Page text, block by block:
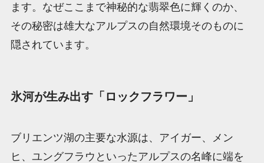
ます。なぜここまで神秘的な翡翠色に輝くのか、
その秘密は雄大なアルプスの自然環境そのものに
隠されています。
氷河が生み出す「ロックフラワー」
ブリエンツ湖の主要な水源は、アイガー、メン
ヒ、ユングフラウといったアルプスの名峰に端を